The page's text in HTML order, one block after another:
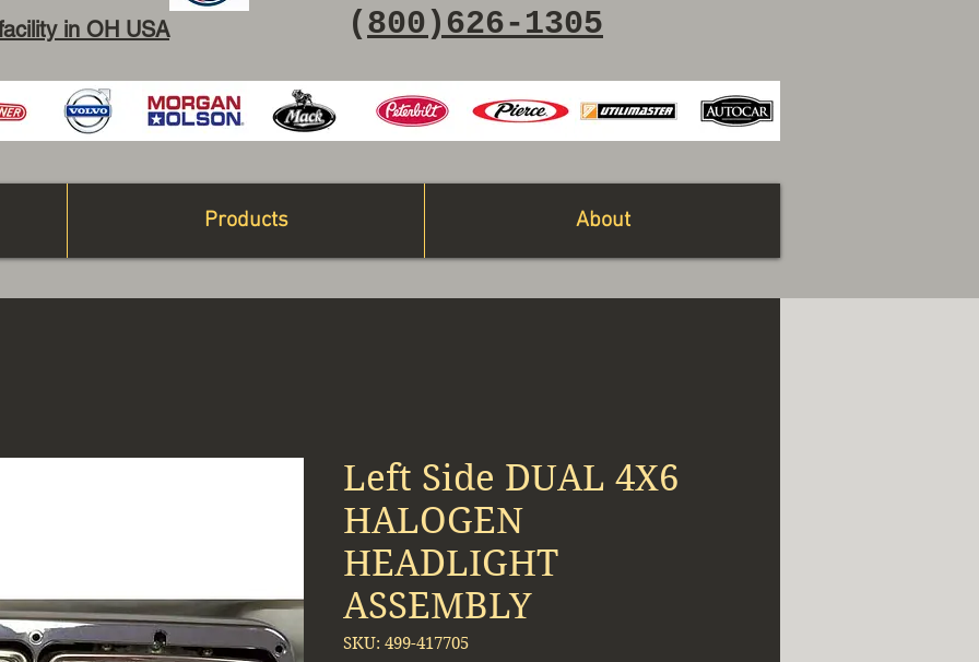
( 800)626-1305
in OH USA
Products About
Left Side DUAL 4X6
HALOGEN
HEADLIGHT
ASSEMBLY
SKU: 499-417705